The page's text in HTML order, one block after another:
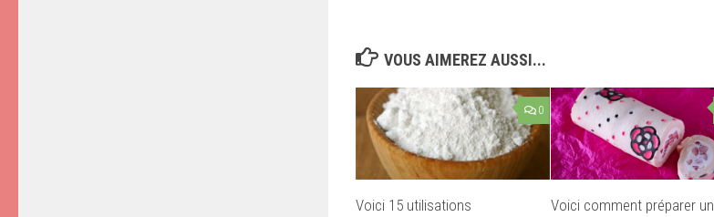
VOUS AIMEREZ AUSSI...
0
Voici 15 utilisations
Voici comment préparer un